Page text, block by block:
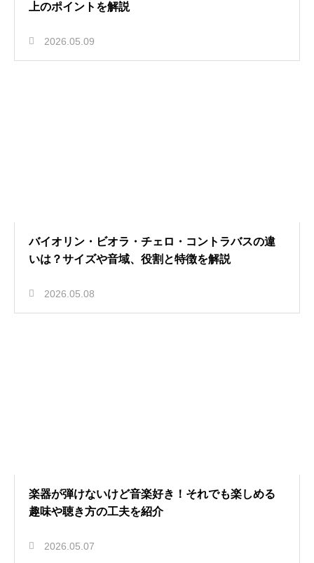
上のポイントを解説
2026.05.09
バイオリン・ビオラ・チェロ・コントラバスの違
いは？サイズや音域、役割と特徴を解説
2026.05.08
楽器が弾けないけど音楽好き！それでも楽しめる
趣味や聴き方の工夫を紹介
2026.05.07